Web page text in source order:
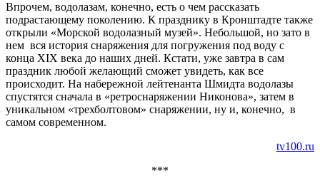
Впрочем, водолазам, конечно, есть о чем рассказать
подрастающему поколению. К празднику в Кронштадте также
открыли «Морской водолазный музей». Небольшой, но зато в
нем вся история снаряжения для погружения под воду с
конца XIX века до наших дней. Кстати, уже завтра в сам
праздник любой желающий сможет увидеть, как все
происходит. На набережной лейтенанта Шмидта водолазы
спустятся сначала в «ретроснаряжении Никонова», затем в
уникальном «трехболтовом» снаряжении, ну и, конечно, в
самом современном.
tv100.ru
***